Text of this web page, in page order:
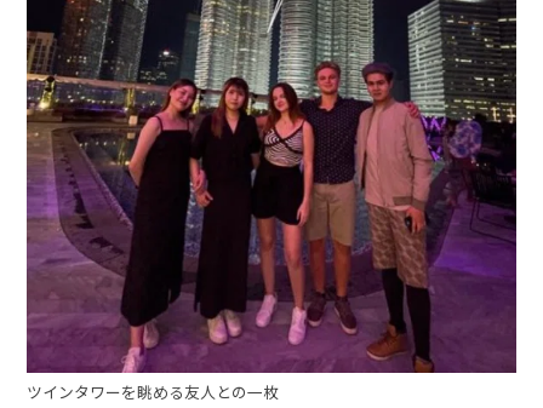
ツインタワーを眺める友人との一枚